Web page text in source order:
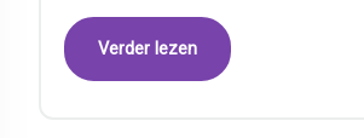
Verder lezen